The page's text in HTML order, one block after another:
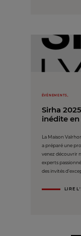
ÉVÉNEMENTS,
Sirha
inédite
La Maison
a préparé une
venez découvrir
experts
des invités
LIRE